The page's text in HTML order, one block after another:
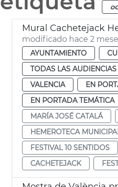
modificado hace 2
AYUNTAMIENTO
TODAS LAS AUDIENCIAS
VALENCIA
EN
EN PORTADA TEMÁTICA
MARÍA JOSÉ CATALÁ
HEMEROTECA
FESTIVAL 10 SENTIDOS
CACHETEJACK